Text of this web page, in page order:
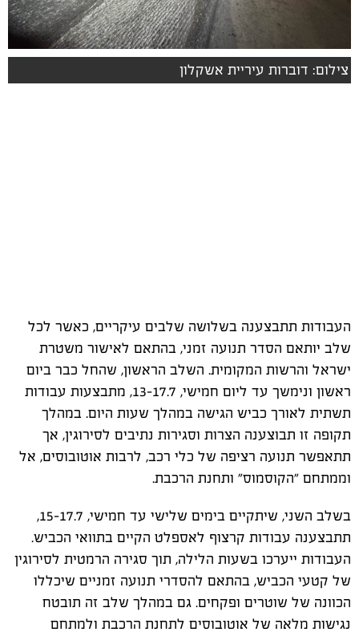
צילום: דוברות עיריית אשקלון
העבודות תתבצענה בשלושה שלבים עיקריים, כאשר לכל
שלב יותאם הסדר תנועה זמני, בהתאם לאישור משטרת
ישראל והרשות המקומית. השלב הראשון, שהחל כבר ביום
ראשון ונימשך עד ליום חמישי, 13-17.7, מתבצעות עבודות
תשתית לאורך כביש הגישה במהלך שעות היום. במהלך
תקופה זו תבוצענה הצרות וסגירות נתיבים לסירוגין, אך
תתאפשר תנועה רציפה של כלי רכב, לרבות אוטובוסים, אל
וממתחם "הקוסמוס" ותחנת הרכבת.
בשלב השני, שיתקיים בימים שלישי עד חמישי, 15-17.7,
תתבצענה עבודות קרצוף לאספלט הקיים בתוואי הכביש.
העבודות ייערכו בשעות הלילה, תוך סגירה הרמטית לסירוגין
של קטעי הכביש, בהתאם להסדרי תנועה זמניים שיכללו
הכוונה של שוטרים ופקחים. גם במהלך שלב זה תובטח
נגישות מלאה של אוטובוסים לתחנת הרכבת ולמתחם